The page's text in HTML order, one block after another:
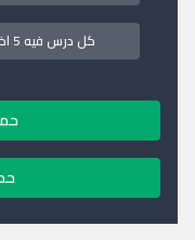
كل درس فيه 5 اختبارات تفاعلية لتحسين اللفظ والنطق